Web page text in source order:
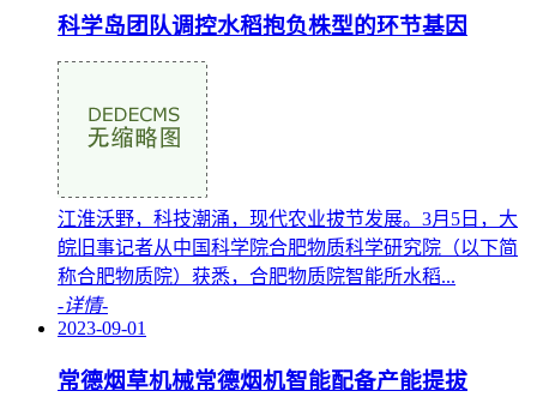
科学岛团队调控水稻抱负株型的环节基因
江淮沃野，科技潮涌，现代农业拔节发展。3月5日，大
皖旧事记者从中国科学院合肥物质科学研究院（以下简
称合肥物质院）获悉，合肥物质院智能所水稻...
-详情-
2023-09-01
常德烟草机械常德烟机智能配备产能提拔